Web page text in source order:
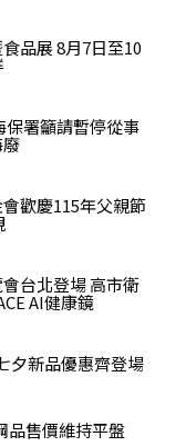
品展 8月7日至10
保署籲請暫停從事
歡慶115年父親節
台北登場 高市衛
AI健康鏡
夕新品優惠齊登場
品售價維持平盤